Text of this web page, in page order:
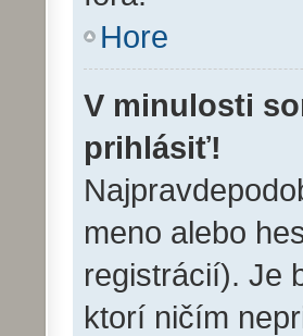
Hore
V minulosti
prihlásiť!
meno alebo
registrácií). Je
ktorí ničím